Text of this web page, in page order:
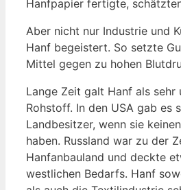
Hanfpapier fertigte,
Aber nicht nur Industrie und
Hanf begeistert. So setzte
Mittel gegen zu hohen
Lange Zeit galt Hanf als sehr
Rohstoff. In den USA gab es
Landbesitzer, wenn sie
haben. Russland war zu der
Hanfanbauland und deckte
westlichen Bedarfs. Hanf